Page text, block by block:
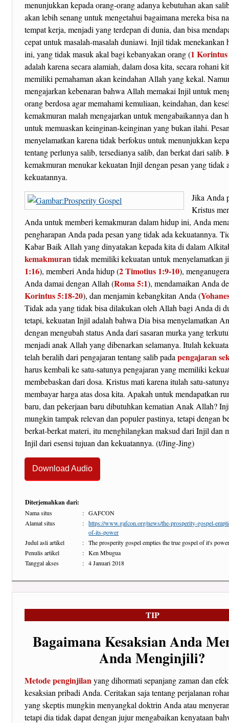
menunjukkan kepada orang-orang adanya kebutuhan akan
akan lebih senang untuk mengetahui bagaimana mereka bisa
tempat kerja, menjadi yang terdepan di dunia, dan bisa
cepat untuk masalah-masalah duniawi. Injil tidak menekankan
ini, yang tidak masuk akal bagi kebanyakan orang (1
adalah karena secara alamiah, dalam dosa kita, secara rohani
memiliki pemahaman akan keindahan Allah yang kekal.
mengajarkan kebenaran bahwa Allah memakai Injil untuk
orang berdosa agar memahami kemuliaan, keindahan, dan
kemakmuran malah mengajarkan untuk mengabaikannya dan
untuk memuaskan keinginan-keinginan yang bukan ilahi.
menyelamatkan karena tidak berfokus untuk menunjukkan
tentang perlunya salib, tersedianya salib, dan berkat dari salib.
kemakmuran menukar kekuatan Injil dengan pesan yang tidak
kekuatannya.
Jika Anda
Kristus
Anda untuk memberi kemakmuran dalam hidup ini, Anda
pengharapan Anda pada pesan yang tidak ada kekuatannya.
Kabar Baik Allah yang dinyatakan kepada kita di dalam
kemakmurantidak memiliki kekuatan untuk menyelamatkan
1:16), memberi Anda hidup (2 Timotius 1:9-10),
Anda damai dengan Allah (Roma 5:1), mendamaikan Anda
Korintus 5:18-20), dan menjamin kebangkitan Anda (
Tidak ada yang tidak bisa dilakukan oleh Allah bagi Anda di
tetapi, kekuatan Injil adalah bahwa Dia bisa menyelamatkan
dengan mengubah status Anda dari sasaran murka yang
menjadi anak Allah yang dibenarkan selamanya. Itulah
telah beralih dari pengajaran tentang salib padapengajaran
harus kembali ke satu-satunya pengajaran yang memiliki
membebaskan dari dosa. Kristus mati karena itulah satu-
membayar harga atas dosa kita. Apakah untuk mendapatkan
baru, dan pekerjaan baru dibutuhkan kematian Anak Allah?
mungkin tampak relevan dan populer pastinya, tetapi dengan
berkat-berkat materi, itu menghilangkan maksud dari Injil dan
Injil dari esensi tujuan dan kekuatannya. (t/Jing-Jing)
Download Audio
Diterjemahkan dari:
Nama situs : GAFCON
Alamat situs
: https://www.gafcon.org/news/the-prosperity-gospel-
of-its-power
Judul asli artikel
: The prosperity gospel empties the true gospel of it's
Penulis artikel
: Ken Mbugua
Tanggal akses
: 4 Januari 2018
TIP
Bagaimana Kesaksian Anda
Anda Menginjili?
Metode penginjilanyang dihormati sepanjang zaman dan
kesaksian pribadi Anda. Ceritakan saja tentang perjalanan
yang skeptis mungkin menyangkal doktrin Anda atau
tetapi dia tidak dapat dengan jujur mengabaikan kenyataan